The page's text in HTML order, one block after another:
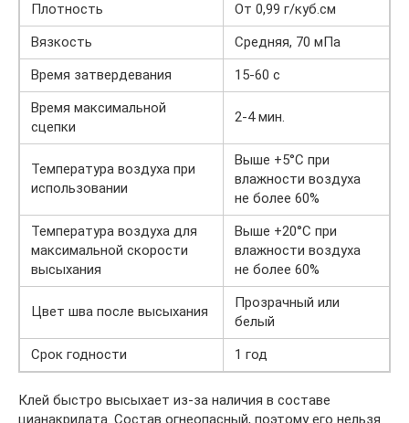
Плотность
От 0,99 г/куб.см
Вязкость
Средняя, 70 мПа
Время затвердевания
15-60 с
Время максимальной
сцепки
2-4 мин.
Температура воздуха при
использовании
Выше +5°С при
влажности воздуха
не более 60%
Температура воздуха для
максимальной скорости
высыхания
Выше +20°С при
влажности воздуха
не более 60%
Цвет шва после высыхания
Прозрачный или
белый
Срок годности
1 год
Клей быстро высыхает из-за наличия в составе
цианакрилата. Состав огнеопасный, поэтому его нельзя